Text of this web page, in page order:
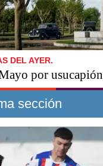
DEL AYER.
por usucapión
sección